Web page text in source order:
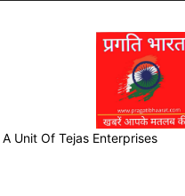
A Unit Of Tejas Enterprises